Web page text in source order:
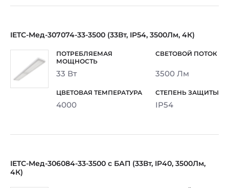
IETC-Мед-307074-33-3500 (33Вт, IP54, 3500Лм, 4К)
33 Вт 3500 Лм
4000 IP54
IETC-Мед-306084-33-3500 с БАП (33Вт, IP40, 3500Лм,
4К)